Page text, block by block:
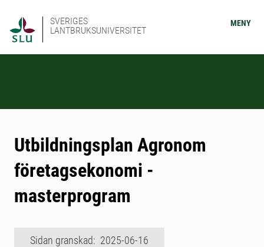
SVERIGES
LANTBRUKSUNIVERSITET
MENY
Utbildningsplan Agronom
företagsekonomi -
masterprogram
Sidan granskad: 2025-06-16